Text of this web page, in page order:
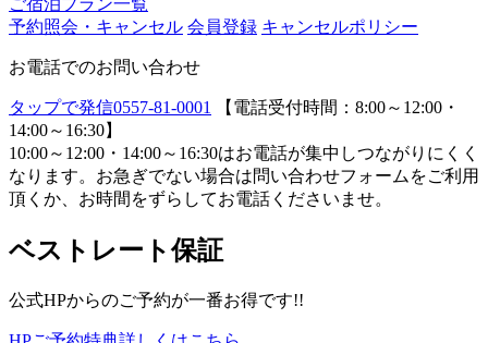
ご宿泊プラン一覧
予約照会・キャンセル 会員登録 キャンセルポリシー
お電話でのお問い合わせ
タップで発信0557-81-0001
【電話受付時間：8:00～12:00・
14:00～16:30】
10:00～12:00・14:00～16:30はお電話が集中しつながりにくく
なります。お急ぎでない場合は問い合わせフォームをご利用
頂くか、お時間をずらしてお電話くださいませ。
ベストレート保証
公式HPからのご予約が一番お得です!!